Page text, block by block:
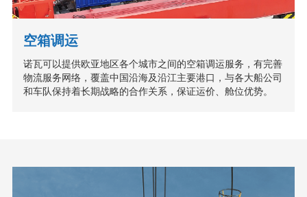
空箱调运
诺瓦可以提供欧亚地区各个城市之间的空箱调运服务，有完善
物流服务网络，覆盖中国沿海及沿江主要港口，与各大船公司
和车队保持着长期战略的合作关系，保证运价、舱位优势。